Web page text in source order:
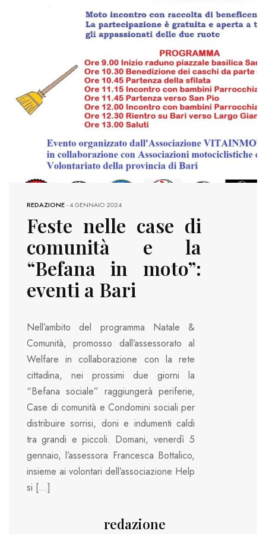
REDAZIONE-4 GENNAIO 2024
Feste nelle case di
comunità e la
“Befana in moto”:
eventi a Bari
Nell’ambito del programma Natale &
Comunità, promosso dall’assessorato al
Welfare in collaborazione con la rete
cittadina, nei prossimi due giorni la
“Befana sociale” raggiungerà periferie,
Case di comunità e Condomini sociali per
distribuire sorrisi, doni e indumenti caldi
tra grandi e piccoli. Domani, venerdì 5
gennaio, l’assessora Francesca Bottalico,
insieme ai volontari dell’associazione Help
si […]
redazione